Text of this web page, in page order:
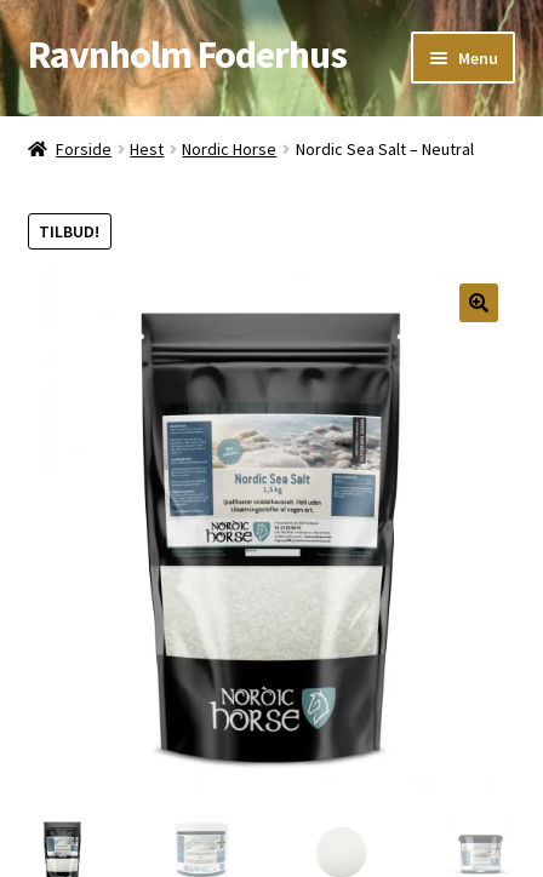
Spring
til
navigation
Spring
til
indhold
Ravnholm Foderhus Menu
Åbningstider
Forside Hest Nordic Horse Nordic Sea Salt – Neutral
TILBUD!